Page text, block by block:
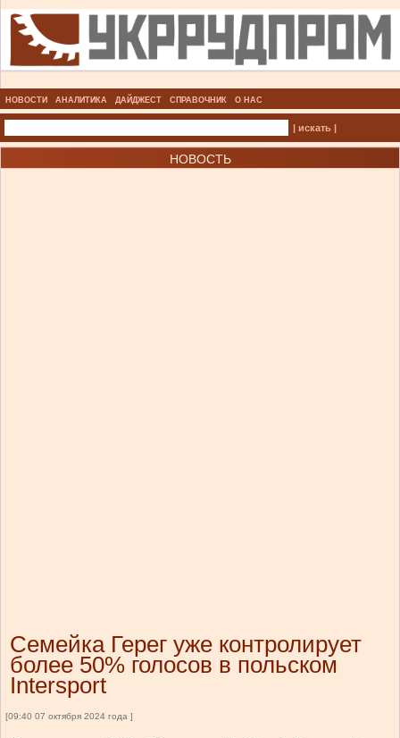
НОВОСТИ АНАЛИТИКА ДАЙДЖЕСТ СПРАВОЧНИК О НАС
| искать |
НОВОСТЬ
Семейка Герег уже контролирует
более 50% голосов в польском
Intersport
[09:40 07 октября 2024 года ]